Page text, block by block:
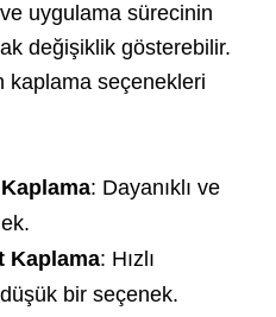
uygulama sürecinin
değişiklik gösterebilir.
kaplama seçenekleri
Kaplama: Dayanıklı ve
Kaplama: Hızlı
bir seçenek.